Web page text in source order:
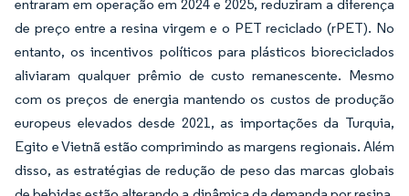
entraram em operação em 2024 e 2025, reduziram a diferença
de preço entre a resina virgem e o PET reciclado (rPET). No
entanto, os incentivos políticos para plásticos bioreciclados
aliviaram qualquer prêmio de custo remanescente. Mesmo
com os preços de energia mantendo os custos de produção
europeus elevados desde 2021, as importações da Turquia,
Egito e Vietnã estão comprimindo as margens regionais. Além
disso, as estratégias de redução de peso das marcas globais